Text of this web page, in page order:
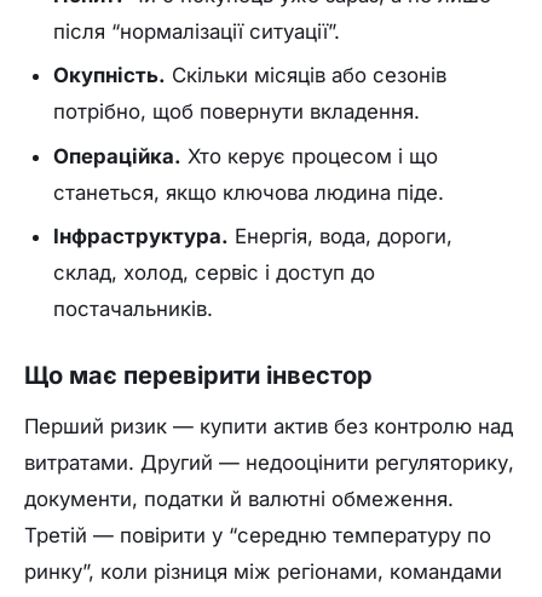
після “нормалізації ситуації”.
Окупність. Скільки місяців або сезонів
потрібно, щоб повернути вкладення.
Операційка. Хто керує процесом і що
станеться, якщо ключова людина піде.
Інфраструктура. Енергія, вода, дороги,
склад, холод, сервіс і доступ до
постачальників.
Що має перевірити інвестор
Перший ризик — купити актив без контролю над
витратами. Другий — недооцінити регуляторику,
документи, податки й валютні обмеження.
Третій — повірити у “середню температуру по
ринку”, коли різниця між регіонами, командами